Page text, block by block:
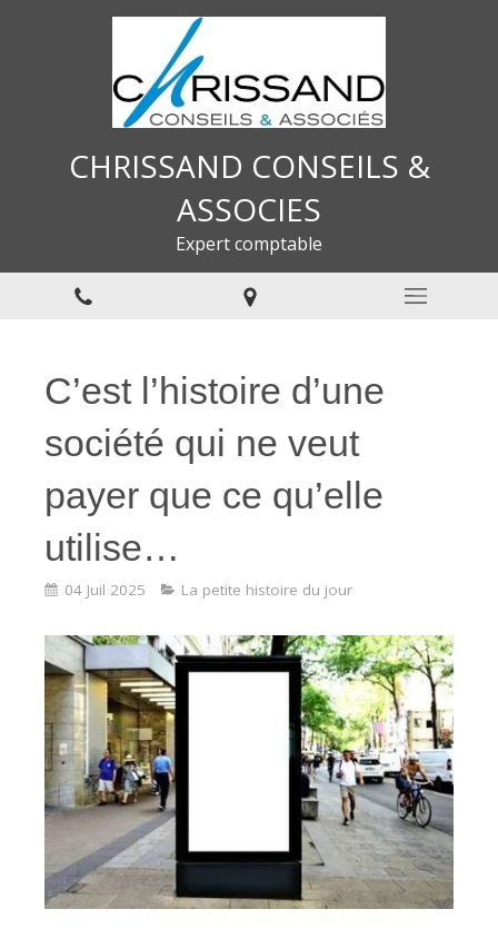
CHRISSAND CONSEILS &
ASSOCIES
Expert comptable
C’est l’histoire d’une
société qui ne veut
payer que ce qu’elle
utilise…
04 Juil 2025 La petite histoire du jour